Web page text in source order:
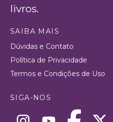
livros.
SAIBA MAIS
Dúvidas e Contato
Política de Privacidade
Termos e Condições de Uso
SIGA-NOS